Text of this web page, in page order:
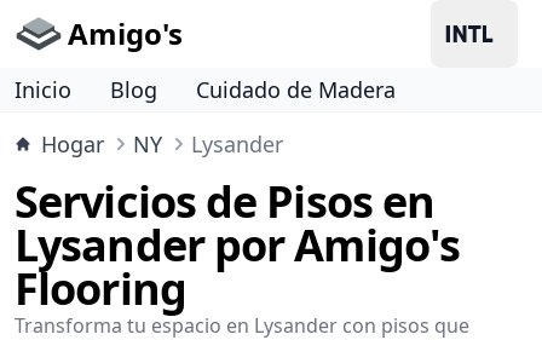
Amigo's
Inicio Blog
Cuidado de Madera
Hogar
NY Lysander
Servicios de Pisos en
Lysander por Amigo's
Flooring
Transforma tu espacio en Lysander con pisos que